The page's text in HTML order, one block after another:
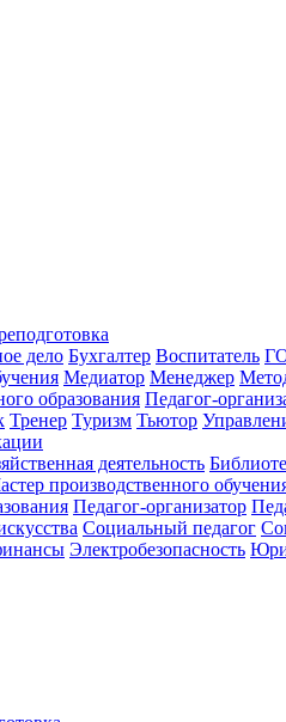
дело Бухгалтер Воспитатель
Медиатор Менеджер
образования Педагог-
Тренер Туризм Тьютор
деятельность
производственного
Педагог-организатор
Социальный педагог
Электробезопасность